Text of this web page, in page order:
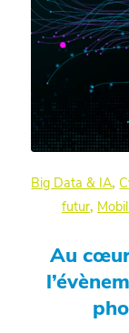
Big Data & IA,
futur,
Au cœur